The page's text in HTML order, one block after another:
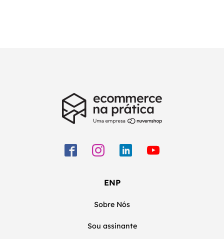
ENP
Sobre Nós
Sou assinante